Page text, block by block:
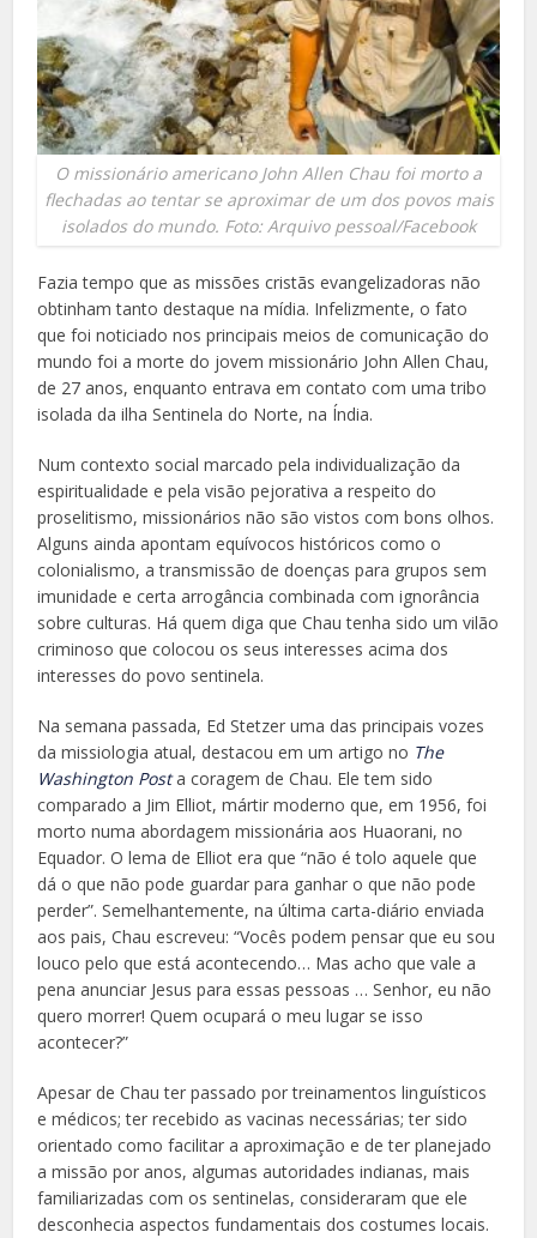
O missionário americano John Allen Chau foi morto a
flechadas ao tentar se aproximar de um dos povos mais
isolados do mundo. Foto: Arquivo pessoal/Facebook
Fazia tempo que as missões cristãs evangelizadoras não
obtinham tanto destaque na mídia. Infelizmente, o fato
que foi noticiado nos principais meios de comunicação do
mundo foi a morte do jovem missionário John Allen Chau,
de 27 anos, enquanto entrava em contato com uma tribo
isolada da ilha Sentinela do Norte, na Índia.
Num contexto social marcado pela individualização da
espiritualidade e pela visão pejorativa a respeito do
proselitismo, missionários não são vistos com bons olhos.
Alguns ainda apontam equívocos históricos como o
colonialismo, a transmissão de doenças para grupos sem
imunidade e certa arrogância combinada com ignorância
sobre culturas. Há quem diga que Chau tenha sido um vilão
criminoso que colocou os seus interesses acima dos
interesses do povo sentinela.
Na semana passada, Ed Stetzer uma das principais vozes
da missiologia atual, destacou em um artigo no The
Washington Posta coragem de Chau. Ele tem sido
comparado a Jim Elliot, mártir moderno que, em 1956, foi
morto numa abordagem missionária aos Huaorani, no
Equador. O lema de Elliot era que “não é tolo aquele que
dá o que não pode guardar para ganhar o que não pode
perder”. Semelhantemente, na última carta-diário enviada
aos pais, Chau escreveu: “Vocês podem pensar que eu sou
louco pelo que está acontecendo… Mas acho que vale a
pena anunciar Jesus para essas pessoas … Senhor, eu não
quero morrer! Quem ocupará o meu lugar se isso
acontecer?”
Apesar de Chau ter passado por treinamentos linguísticos
e médicos; ter recebido as vacinas necessárias; ter sido
orientado como facilitar a aproximação e de ter planejado
a missão por anos, algumas autoridades indianas, mais
familiarizadas com os sentinelas, consideraram que ele
desconhecia aspectos fundamentais dos costumes locais.